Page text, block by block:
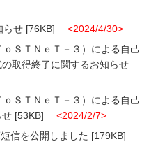
らせ[76KB] <2024/4/30>
ＳＴＮｅＴ－３）による自己
取得終了に関するお知らせ
ＳＴＮｅＴ－３）による自己
せ[53KB] <2024/2/7>
信を公開しました [179KB]